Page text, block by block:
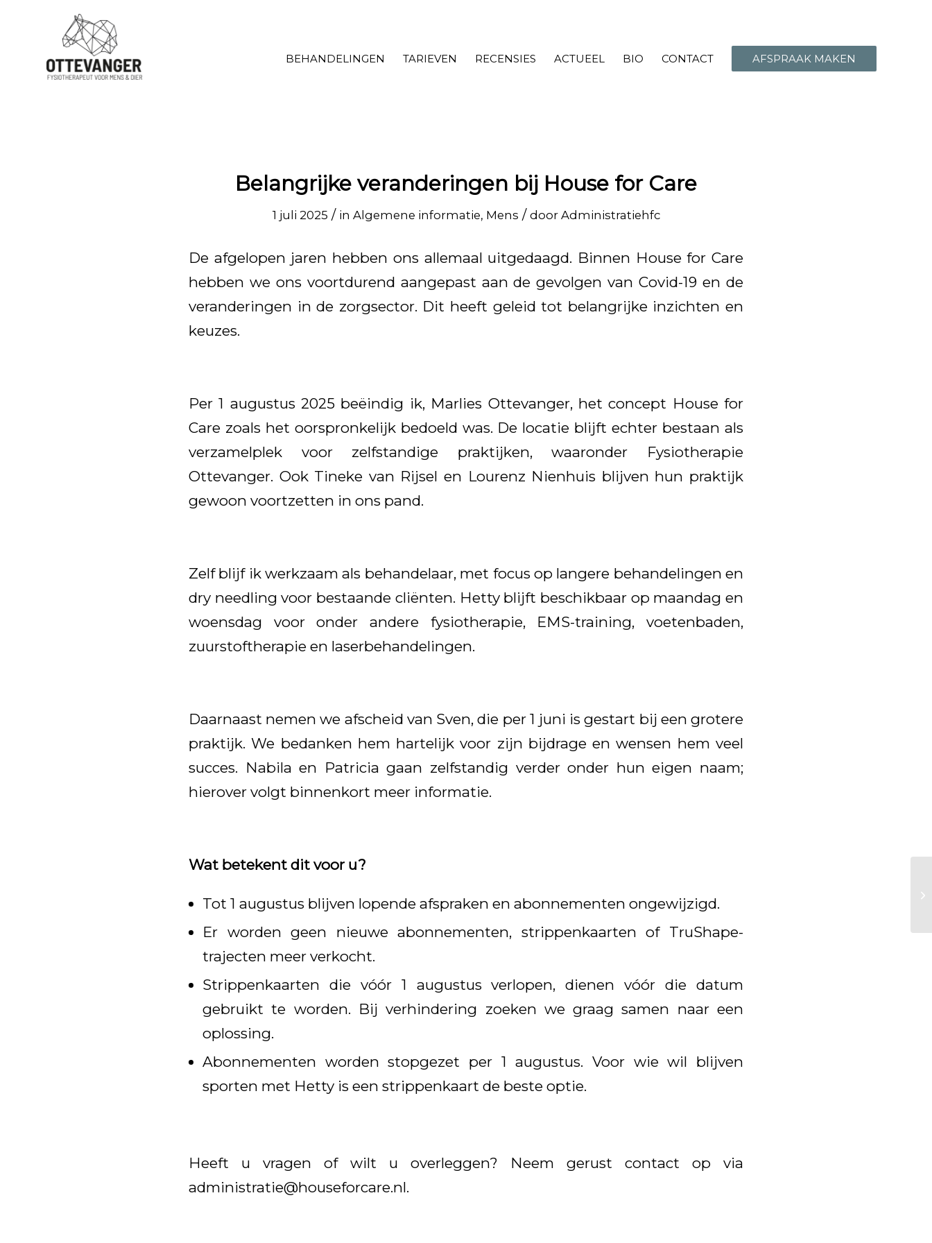
BEHANDELINGEN TARIEVEN RECENSIES ACTUEEL BIO CONTACT AFSPRAAK MAKEN
Belangrijke veranderingen bij House for Care
1 juli 2025 / in Algemene informatie, Mens / door Administratiehfc
De afgelopen jaren hebben ons allemaal uitgedaagd. Binnen House for Care
hebben we ons voortdurend aangepast aan de gevolgen van Covid-19 en de
veranderingen in de zorgsector. Dit heeft geleid tot belangrijke inzichten en
keuzes.
Per 1 augustus 2025 beëindig ik, Marlies Ottevanger, het concept House for
Care zoals het oorspronkelijk bedoeld was. De locatie blijft echter bestaan als
verzamelplek voor zelfstandige praktijken, waaronder Fysiotherapie
Ottevanger. Ook Tineke van Rijsel en Lourenz Nienhuis blijven hun praktijk
gewoon voortzetten in ons pand.
Zelf blijf ik werkzaam als behandelaar, met focus op langere behandelingen en
dry needling voor bestaande cliënten. Hetty blijft beschikbaar op maandag en
woensdag voor onder andere fysiotherapie, EMS-training, voetenbaden,
zuurstoftherapie en laserbehandelingen.
Daarnaast nemen we afscheid van Sven, die per 1 juni is gestart bij een grotere
praktijk. We bedanken hem hartelijk voor zijn bijdrage en wensen hem veel
succes. Nabila en Patricia gaan zelfstandig verder onder hun eigen naam;
hierover volgt binnenkort meer informatie.
Wat betekent dit voor u?
Tot 1 augustus blijven lopende afspraken en abonnementen ongewijzigd.
Er worden geen nieuwe abonnementen, strippenkaarten of TruShape-
trajecten meer verkocht.
Strippenkaarten die vóór 1 augustus verlopen, dienen vóór die datum
gebruikt te worden. Bij verhindering zoeken we graag samen naar een
oplossing.
Abonnementen worden stopgezet per 1 augustus. Voor wie wil blijven
sporten met Hetty is een strippenkaart de beste optie.
Heeft u vragen of wilt u overleggen? Neem gerust contact op via
administratie@houseforcare.nl.